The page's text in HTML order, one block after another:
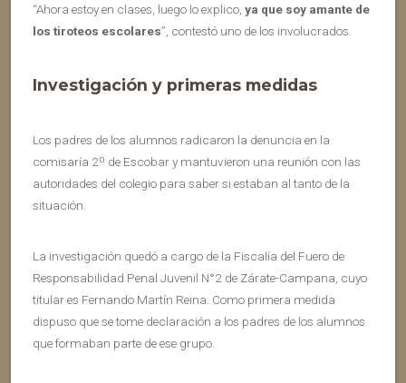
“Ahora estoy en clases, luego lo explico, ya que soy amante de
los tiroteos escolares”, contestó uno de los involucrados.
Investigación y primeras medidas
Los padres de los alumnos radicaron la denuncia en la
comisaría 2º de Escobar y mantuvieron una reunión con las
autoridades del colegio para saber si estaban al tanto de la
situación.
La investigación quedó a cargo de la Fiscalía del Fuero de
Responsabilidad Penal Juvenil N°2 de Zárate-Campana, cuyo
titular es Fernando Martín Reina. Como primera medida
dispuso que se tome declaración a los padres de los alumnos
que formaban parte de ese grupo.